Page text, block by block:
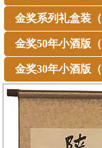
金奖系列礼盒装（
金奖50年小酒版（
金奖30年小酒版（